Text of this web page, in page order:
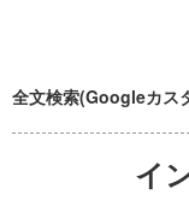
全文検索(Googleカス
イ